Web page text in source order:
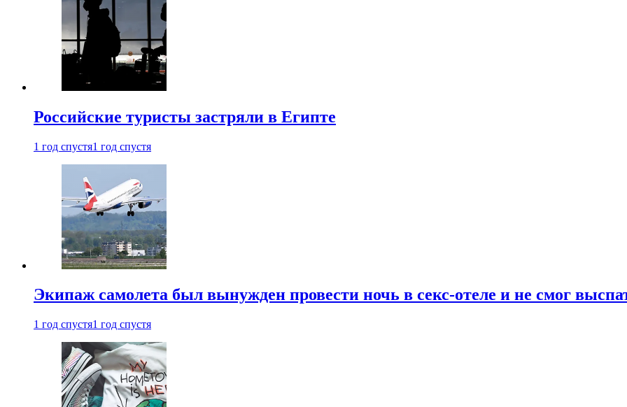
Российские туристы застряли в Египте
1 год спустя1 год спустя
Экипаж самолета был вынужден провести ночь в секс-отеле и не смог
1 год спустя1 год спустя